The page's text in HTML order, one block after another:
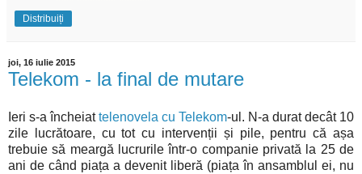
Distribuiți
joi, 16 iulie 2015
Telekom - la final de mutare
Ieri s-a încheiattelenovela cu Telekom-ul. N-a durat decât 10
zile lucrătoare, cu tot cu intervenții și pile, pentru că așa
trebuie să meargă lucrurile într-o companie privată la 25 de
ani de când piața a devenit liberă (piața în ansamblul ei, nu